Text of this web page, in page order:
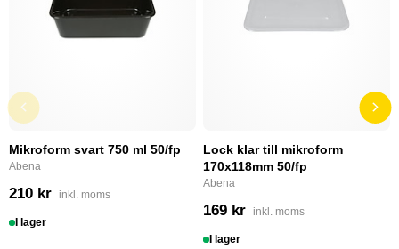
Mikroform svart 750 ml 50/fp
Abena
210 kr inkl. moms
I lager
Lock klar till mikroform
170x118mm 50/fp
Abena
169 kr inkl. moms
I lager